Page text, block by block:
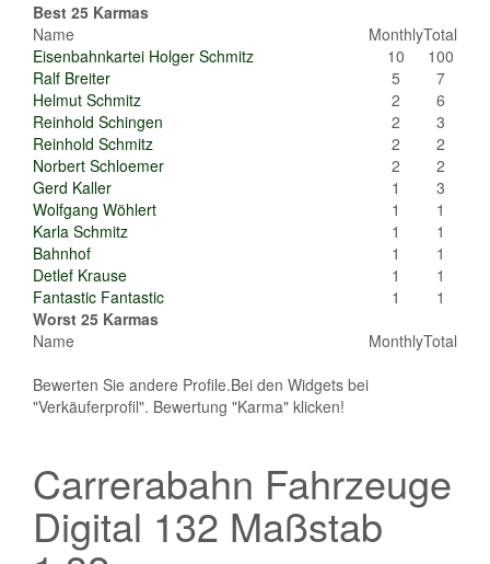
Best 25 Karmas
Name
MonthlyTotal
Eisenbahnkartei Holger Schmitz
10
100
Ralf Breiter
5
7
Helmut Schmitz
2
6
Reinhold Schingen
2
3
Reinhold Schmitz
2
2
Norbert Schloemer
2
2
Gerd Kaller
1
3
Wolfgang Wöhlert
1
1
Karla Schmitz
1
1
Bahnhof
1
1
Detlef Krause
1
1
Fantastic Fantastic
1
1
Worst 25 Karmas
Name
MonthlyTotal
Bewerten Sie andere Profile.Bei den Widgets bei
"Verkäuferprofil". Bewertung "Karma" klicken!
Carrerabahn Fahrzeuge
Digital 132 Maßstab